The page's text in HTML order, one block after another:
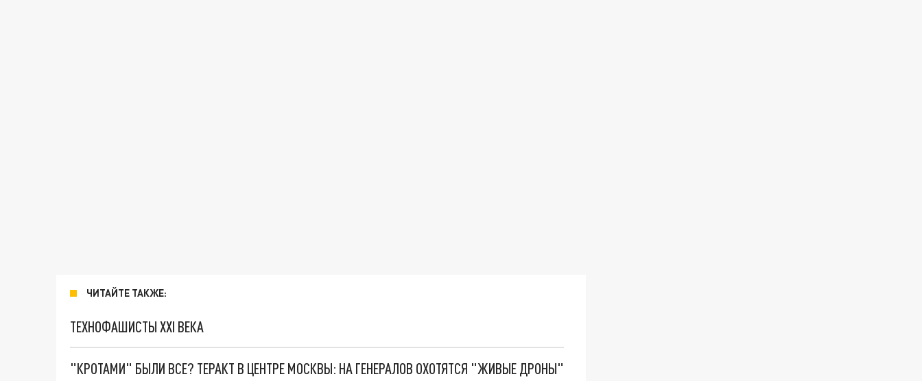
ЧИТАЙТЕ ТАКЖЕ:
ТЕХНОФАШИСТЫ XXI ВЕКА
"КРОТАМИ" БЫЛИ ВСЕ? ТЕРАКТ В ЦЕНТРЕ МОСКВЫ: НА ГЕНЕРАЛОВ ОХОТЯТСЯ "ЖИВЫЕ ДРОНЫ"